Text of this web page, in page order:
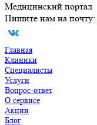
Медицинский портал
Пишите нам на почту:
Главная
Клиники
Специалисты
Услуги
Вопрос-ответ
О сервисе
Акции
Блог